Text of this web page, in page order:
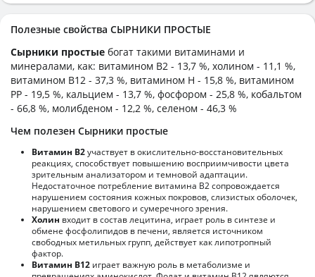
Полезные свойства СЫРНИКИ ПРОСТЫЕ
Сырники простые богат такими витаминами и
минералами, как: витамином B2 - 13,7 %, холином - 11,1 %,
витамином B12 - 37,3 %, витамином H - 15,8 %, витамином
PP - 19,5 %, кальцием - 13,7 %, фосфором - 25,8 %, кобальтом
- 66,8 %, молибденом - 12,2 %, селеном - 46,3 %
Чем полезен Сырники простые
Витамин В2участвует в окислительно-восстановительных
реакциях, способствует повышению восприимчивости цвета
зрительным анализатором и темновой адаптации.
Недостаточное потребление витамина В2 сопровождается
нарушением состояния кожных покровов, слизистых оболочек,
нарушением светового и сумеречного зрения.
Холин входит в состав лецитина, играет роль в синтезе и
обмене фосфолипидов в печени, является источником
свободных метильных групп, действует как липотропный
фактор.
Витамин В12 играет важную роль в метаболизме и